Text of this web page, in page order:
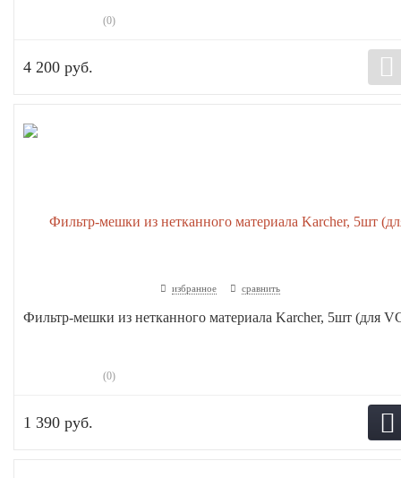
(0)
4 200 руб.
избранное сравнить
Фильтр-мешки из нетканного материала Karcher, 5шт (для
(0)
1 390 руб.